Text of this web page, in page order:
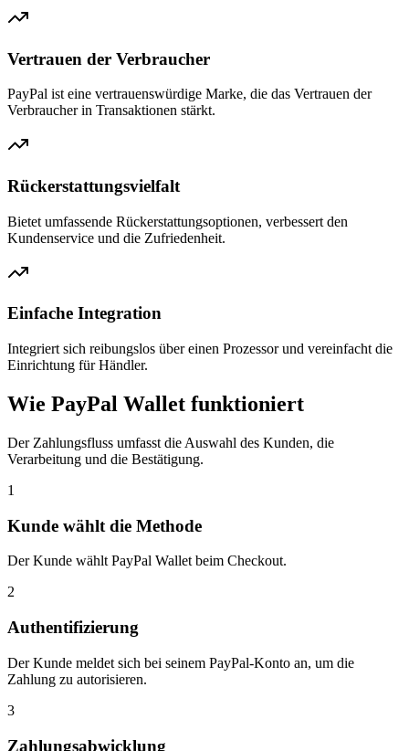
Vertrauen der Verbraucher
PayPal ist eine vertrauenswürdige Marke, die das Vertrauen der
Verbraucher in Transaktionen stärkt.
Rückerstattungsvielfalt
Bietet umfassende Rückerstattungsoptionen, verbessert den
Kundenservice und die Zufriedenheit.
Einfache Integration
Integriert sich reibungslos über einen Prozessor und vereinfacht die
Einrichtung für Händler.
Wie PayPal Wallet funktioniert
Der Zahlungsfluss umfasst die Auswahl des Kunden, die
Verarbeitung und die Bestätigung.
1
Kunde wählt die Methode
Der Kunde wählt PayPal Wallet beim Checkout.
2
Authentifizierung
Der Kunde meldet sich bei seinem PayPal-Konto an, um die
Zahlung zu autorisieren.
3
Zahlungsabwicklung